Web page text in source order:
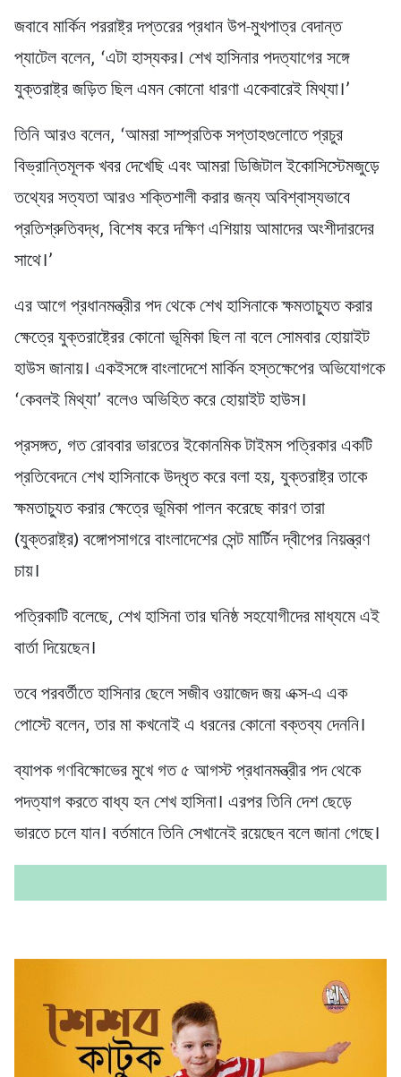
জবাবে মার্কিন পররাষ্ট্র দপ্তরের প্রধান উপ-মুখপাত্র বেদান্ত
প্যাটেল বলেন, ‘এটা হাস্যকর। শেখ হাসিনার পদত্যাগের সঙ্গে
যুক্তরাষ্ট্র জড়িত ছিল এমন কোনো ধারণা একেবারেই মিথ্যা।’
তিনি আরও বলেন, ‘আমরা সাম্প্রতিক সপ্তাহগুলোতে প্রচুর
বিভ্রান্তিমূলক খবর দেখেছি এবং আমরা ডিজিটাল ইকোসিস্টেমজুড়ে
তথ্যের সত্যতা আরও শক্তিশালী করার জন্য অবিশ্বাস্যভাবে
প্রতিশ্রুতিবদ্ধ, বিশেষ করে দক্ষিণ এশিয়ায় আমাদের অংশীদারদের
সাথে।’
এর আগে প্রধানমন্ত্রীর পদ থেকে শেখ হাসিনাকে ক্ষমতাচ্যুত করার
ক্ষেত্রে যুক্তরাষ্ট্রের কোনো ভূমিকা ছিল না বলে সোমবার হোয়াইট
হাউস জানায়। একইসঙ্গে বাংলাদেশে মার্কিন হস্তক্ষেপের অভিযোগকে
‘কেবলই মিথ্যা’ বলেও অভিহিত করে হোয়াইট হাউস।
প্রসঙ্গত, গত রোববার ভারতের ইকোনমিক টাইমস পত্রিকার একটি
প্রতিবেদনে শেখ হাসিনাকে উদ্ধৃত করে বলা হয়, যুক্তরাষ্ট্র তাকে
ক্ষমতাচ্যুত করার ক্ষেত্রে ভূমিকা পালন করেছে কারণ তারা
(যুক্তরাষ্ট্র) বঙ্গোপসাগরে বাংলাদেশের সেন্ট মার্টিন দ্বীপের নিয়ন্ত্রণ
চায়।
পত্রিকাটি বলেছে, শেখ হাসিনা তার ঘনিষ্ঠ সহযোগীদের মাধ্যমে এই
বার্তা দিয়েছেন।
তবে পরবর্তীতে হাসিনার ছেলে সজীব ওয়াজেদ জয় এক্স-এ এক
পোস্টে বলেন, তার মা কখনোই এ ধরনের কোনো বক্তব্য দেননি।
ব্যাপক গণবিক্ষোভের ‍মুখে গত ৫ আগস্ট প্রধানমন্ত্রীর পদ থেকে
পদত্যাগ করতে বাধ্য হন শেখ হাসিনা। এরপর তিনি দেশ ছেড়ে
ভারতে চলে যান। বর্তমানে তিনি সেখানেই রয়েছেন বলে জানা গেছে।